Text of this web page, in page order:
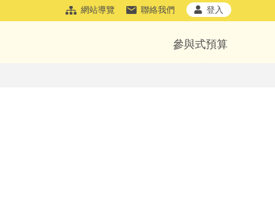
網站導覽 聯絡我們 登入
參與式預算